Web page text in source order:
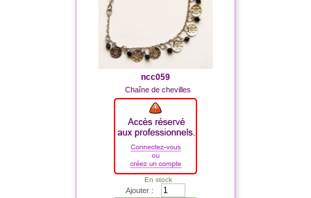
ncc059
Chaîne de chevilles
En stock
Ajouter :